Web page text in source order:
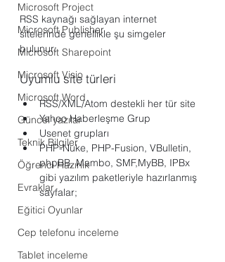
Microsoft Project
Microsoft Publisher
Microsoft Sharepoint
Microsoft Visio
Microsoft Word
Güncel yazılar
Teknik Bilgiler
Öğrenci Hazırlık
Evraklar
Eğitici Oyunlar
Cep telefonu inceleme
Tablet inceleme
RSS kaynağı sağlayan internet
sitelerinde genellikle şu simgeler
bulunur:
Uyumlu site türleri
RSS/XML/Atom destekli her tür site
Yahoo Haberleşme Grup
Usenet grupları
PHP-Nuke, PHP-Fusion, VBulletin,
phpBB, Mambo, SMF,MyBB, IPBx
gibi yazılım paketleriyle hazırlanmış
sayfalar;